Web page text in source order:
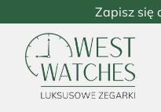
Zapisz się